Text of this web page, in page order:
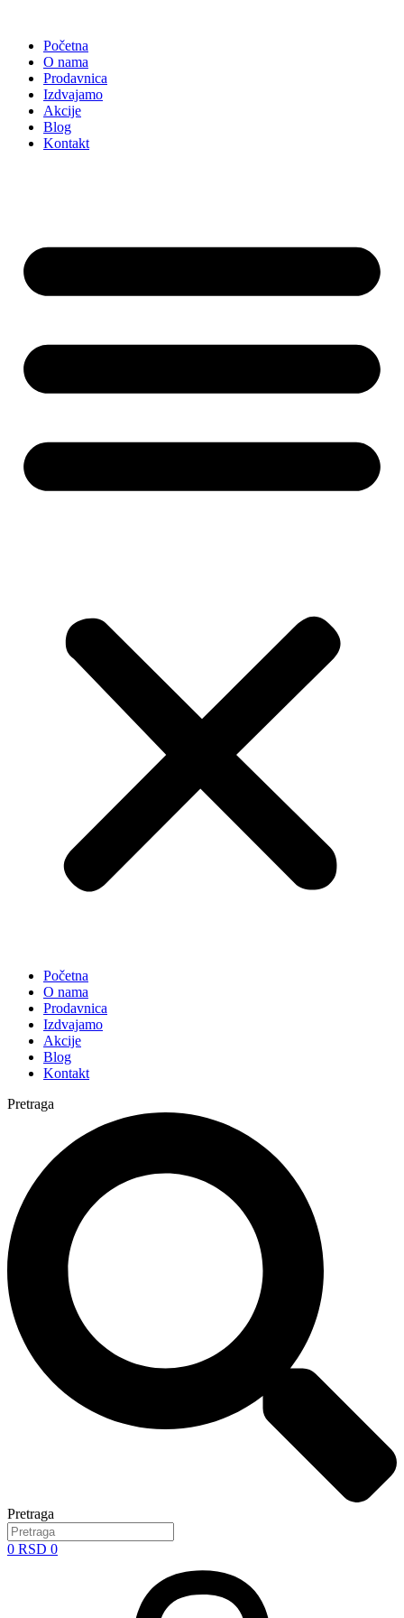
sadržajPočetna
O nama
Prodavnica
Izdvajamo
Akcije
Blog
Kontakt
Početna
O nama
Prodavnica
Izdvajamo
Akcije
Blog
Kontakt
Pretraga
Pretraga
0 RSD 0